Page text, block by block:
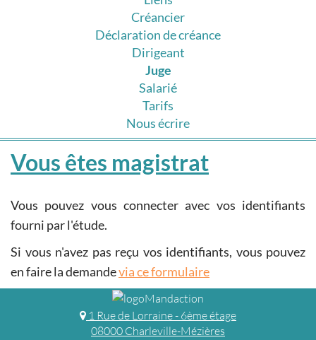
Créancier
Déclaration de créance
Dirigeant
Juge
Salarié
Tarifs
Nous écrire
Vous êtes magistrat
Vous pouvez vous connecter avec vos identifiants
fourni par l'étude.
Si vous n'avez pas reçu vos identifiants, vous pouvez
en faire la demandevia ce formulaire
1 Rue de Lorraine - 6ème étage
08000 Charleville-Mézières